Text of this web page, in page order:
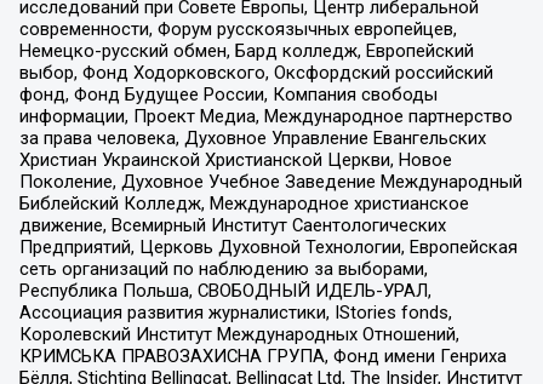
исследований при Совете Европы, Центр либеральной
современности, Форум русскоязычных европейцев,
Немецко-русский обмен, Бард колледж, Европейский
выбор, Фонд Ходорковского, Оксфордский российский
фонд, Фонд Будущее России, Компания свободы
информации, Проект Медиа, Международное партнерство
за права человека, Духовное Управление Евангельских
Христиан Украинской Христианской Церкви, Новое
Поколение, Духовное Учебное Заведение Международный
Библейский Колледж, Международное христианское
движение, Всемирный Институт Саентологических
Предприятий, Церковь Духовной Технологии, Европейская
сеть организаций по наблюдению за выборами,
Республика Польша, СВОБОДНЫЙ ИДЕЛЬ-УРАЛ,
Ассоциация развития журналистики, IStories fonds,
Королевский Институт Международных Отношений,
КРИМСЬКА ПРАВОЗАХИСНА ГРУПА, Фонд имени Генриха
Бёлля, Stichting Bellingcat, Bellingcat Ltd, The Insider, Институт